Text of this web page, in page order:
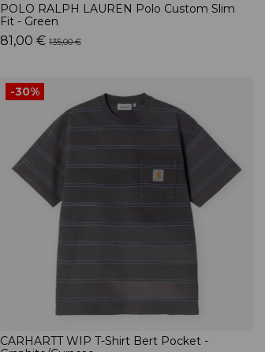
POLO RALPH LAUREN Polo Custom Slim
Fit - Green
81,00 € 135,00 €
-30%
CARHARTT WIP T-Shirt Bert Pocket -